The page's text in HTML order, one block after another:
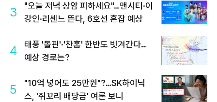
3
"오늘 저녁 상암 피하세요"…맨시티·이
강인·리센느 뜬다, 6호선 혼잡 예상
4
태풍 '돌핀'·'찬홈' 한반도 빗겨간다…
예상 경로는?
5
"10억 넣어도 25만원"?…SK하이닉
스, '쥐꼬리 배당금' 여론 보니